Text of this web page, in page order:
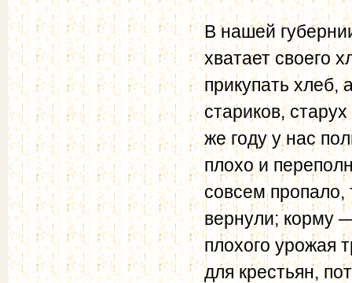
В нашей
хватает своего
прикупать хлеб,
стариков,
же году у нас
плохо и
совсем
вернули; корму
плохого урожая
для крестьян,